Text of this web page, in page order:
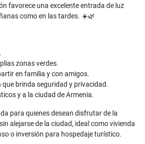
favorece una excelente entrada de luz
como en las tardes. ☀️🌿
zonas verdes.
en familia y con amigos.
que brinda seguridad y privacidad.
y a la ciudad de Armenia.
para quienes desean disfrutar de la
alejarse de la ciudad, ideal como vivienda
o inversión para hospedaje turístico.